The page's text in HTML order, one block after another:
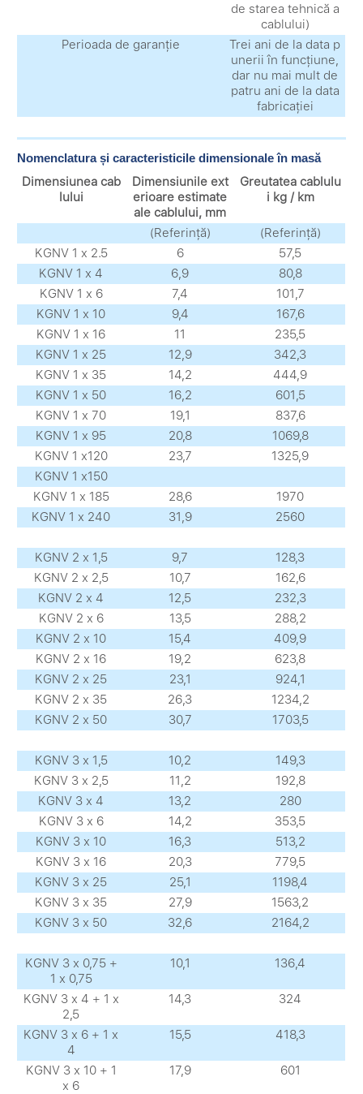
de starea tehnică a
cablului)
Perioada de garanție
Trei ani de la data p
unerii în funcțiune,
dar nu mai mult de
patru ani de la data
fabricației
Nomenclatura și caracteristicile dimensionale în masă
Dimensiunea cab
lului
Dimensiunile ext
erioare estimate
ale cablului, mm
Greutatea cablulu
i kg / km
(Referință)
(Referință)
KGNV 1 x 2.5
6
57,5
KGNV 1 х 4
6,9
80,8
KGNV 1 х 6
7,4
101,7
KGNV 1 х 10
9,4
167,6
KGNV 1 х 16
11
235,5
KGNV 1 х 25
12,9
342,3
KGNV 1 х 35
14,2
444,9
KGNV 1 х 50
16,2
601,5
KGNV 1 х 70
19,1
837,6
KGNV 1 х 95
20,8
1069,8
KGNV 1 х120
23,7
1325,9
KGNV 1 х150
KGNV 1 х 185
28,6
1970
KGNV 1 х 240
31,9 2560
KGNV 2 х 1,5 9,7
128,3
KGNV 2 х 2,5
10,7
162,6
KGNV 2 х 4
12,5
232,3
KGNV 2 х 6
13,5
288,2
KGNV 2 х 10
15,4
409,9
KGNV 2 х 16
19,2
623,8
KGNV 2 х 25
23,1
924,1
KGNV 2 х 35
26,3
1234,2
KGNV 2 х 50
30,7 1703,5
KGNV 3 х 1,5 10,2
149,3
KGNV 3 х 2,5
11,2
192,8
KGNV 3 х 4
13,2
280
KGNV 3 х 6
14,2
353,5
KGNV 3 х 10
16,3
513,2
KGNV 3 х 16
20,3
779,5
KGNV 3 х 25
25,1
1198,4
KGNV 3 х 35
27,9
1563,2
KGNV 3 х 50
32,6 2164,2
KGNV 3 х 0,75 +
1 х 0,75
10,1 136,4
KGNV 3 х 4 + 1 х
2,5
14,3 324
KGNV 3 х 6 + 1 х
4
15,5 418,3
KGNV 3 х 10 + 1
х 6
17,9 601